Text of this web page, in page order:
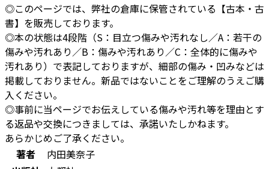
◎このページでは、弊社の倉庫に保管されている【古本・古
書】を販売しております。
◎本の状態は4段階（S：目立つ傷みや汚れなし／A：若干の
傷みや汚れあり／B：傷みや汚れあり／C：全体的に傷みや
汚れあり）で表記しておりますが、細部の傷み・凹みなどは
掲載しておりません。新品ではないことをご理解のうえご購
入ください。
◎事前に当ページでお伝えしている傷みや汚れ等を理由とす
る返品や交換につきましては、承諾いたしかねます。
あらかじめご了承ください。
著者
内田美奈子